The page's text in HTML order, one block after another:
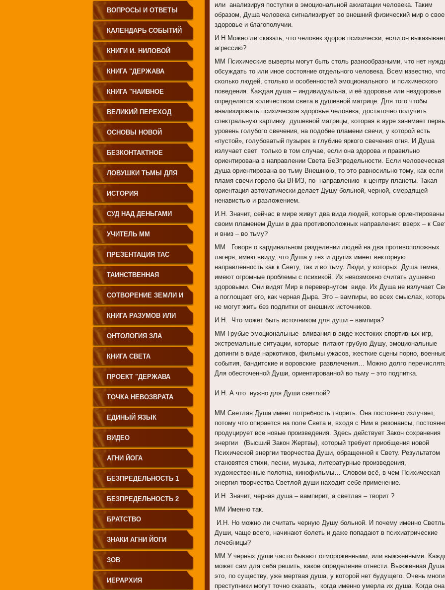
или анализируя поступки в эмоциональной ажиатации человека. Таким
образом, Душа человека сигнализирует во внешний физический мир о
здоровье и благополучии.
И.Н Можно ли сказать, что человек здоров психически, если он
агрессию?
ММ Психические выверты могут быть столь разнообразными, что нет
обсуждать то или иное состояние отдельного человека. Всем известно,
сколько людей, столько и особенностей эмоционального и психического
поведения. Каждая душа – индивидуальна, и её здоровье или нездоровье
определятся количеством света в душевной матрице. Для того чтобы
анализировать психическое здоровье человека, достаточно получить
спектральную картинку душевной матрицы, которая в ауре занимает
уровень голубого свечения, на подобие пламени свечи, у которой есть
«пустой», голубоватый пузырек в глубине яркого свечения огня. И Душа
излучает свет только в том случае, если она здорова и правильно
ориентирована в направлении Света БеЗпредельности. Если человеческая
душа ориентирована во тьму Внешнюю, то это равносильно тому, как
пламя свечи горело бы ВНИЗ, по направлению к центру планеты. Такая
ориентация автоматически делает Душу больной, черной, смердящей
ненавистью и разложением.
И.Н. Значит, сейчас в мире живут два вида людей, которые ориентированы
своим пламенем Души в два противоположных направления: вверх – к
и вниз – во тьму?
ММ Говоря о кардинальном разделении людей на два противоположных
лагеря, имею ввиду, что Душа у тех и других имеет векторную
направленность как к Свету, так и во тьму. Люди, у которых Душа темна,
имеют огромные проблемы с психикой. Их невозможно считать душевно
здоровыми. Они видят Мир в перевернутом виде. Их Душа не излучает
а поглощает его, как черная Дыра. Это – вампиры, во всех смыслах,
не могут жить без подпитки от внешних источников.
И.Н. Что может быть источником для души – вампира?
ММ Грубые эмоциональные вливания в виде жестоких спортивных игр,
экстремальные ситуации, которые питают грубую Душу, эмоциональные
допинги в виде наркотиков, фильмы ужасов, жесткие сцены порно,
события, бандитские и воровские развлечения… Можно долго
Для обесточенной Души, ориентированной во тьму – это подпитка.
И.Н. А что нужно для Души светлой?
ММ Светлая Душа имеет потребность творить. Она постоянно излучает,
потому что опирается на поле Света и, входя с Ним в резонансы,
продуцирует все новые произведения. Здесь действует Закон сохранения
энергии (Высший Закон Жертвы), который требует приобщения новой
Психической энергии творчества Души, обращенной к Свету. Результатом
становятся стихи, песни, музыка, литературные произведения,
художественные полотна, кинофильмы… Словом всё, в чем Психическая
энергия творчества Светлой души находит себе применение.
И.Н Значит, черная душа – вампирит, а светлая – творит ?
ММ Именно так.
И.Н. Но можно ли считать черную Душу больной. И почему именно
Души, чаще всего, начинают болеть и даже попадают в психиатрические
лечебницы?
ММ У черных души часто бывают отмороженными, или выжженными.
может сам для себя решить, какое определение отнести. Выжженная
это, по существу, уже мертвая душа, у которой нет будущего. Очень
преступники могут точно сказать, когда именно умерла их душа. Когда
ВОПРОСЫ И ОТВЕТЫ
КАЛЕНДАРЬ СОБЫТИЙ
КНИГИ И. НИЛОВОЙ
КНИГА "ДЕРЖАВА
СВЕТА
КНИГА "НАИВНОЕ
СВЕТОПРЕСТАВЛЕНИЕ"
ВЕЛИКИЙ ПЕРЕХОД
ОСНОВЫ НОВОЙ
ЦИВИЛИЗАЦИИ
БЕЗКОНТАКТНОЕ
ЗЕМЛЕДЕЛИЕ
ЛОВУШКИ ТЬМЫ ДЛЯ
МОЛОДЁЖИ
ИСТОРИЯ
ПРОИСХОЖДЕНИЯ
РУССКОГО НАРОДА
СУД НАД ДЕНЬГАМИ
УЧИТЕЛЬ ММ
ПРЕЗЕНТАЦИЯ ТАС
ТАИНСТВЕННАЯ
СИБИРЬ
СОТВОРЕНИЕ ЗЕМЛИ И
ЕЁ ЖИТЕЛЕЙ
КНИГА РАЗУМОВ ИЛИ
ПОЛЕЙ
ОНТОЛОГИЯ ЗЛА
КНИГА СВЕТА
ПРОЕКТ "ДЕРЖАВА
СВЕТА"
ТОЧКА НЕВОЗВРАТА
ЕДИНЫЙ ЯЗЫК
ЧЕЛОВЕЧЕСТВА
ВИДЕО
АГНИ ЙОГА
БЕЗПРЕДЕЛЬНОСТЬ 1
БЕЗПРЕДЕЛЬНОСТЬ 2
БРАТСТВО
ЗНАКИ АГНИ ЙОГИ
ЗОВ
ИЕРАРХИЯ